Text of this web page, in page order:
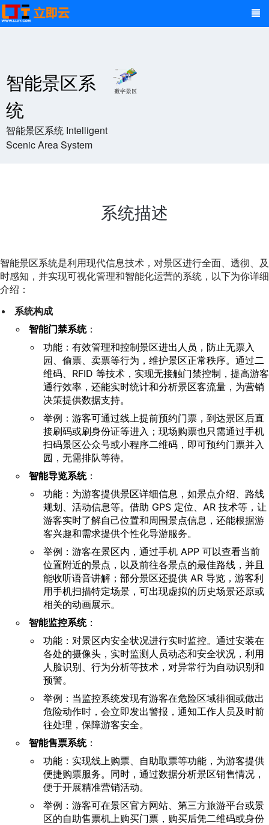
智能景区系
统
智能景区系统 Intelligent
Scenic Area System
系统描述
智能景区系统是利用现代信息技术，对景区进行全面、透彻、及
时感知，并实现可视化管理和智能化运营的系统，以下为你详细
介绍：
系统构成
智能门禁系统：
功能：有效管理和控制景区进出人员，防止无票入
园、偷票、卖票等行为，维护景区正常秩序。通过二
维码、RFID 等技术，实现无接触门禁控制，提高游客
通行效率，还能实时统计和分析景区客流量，为营销
决策提供数据支持。
举例：游客可通过线上提前预约门票，到达景区后直
接刷码或刷身份证等进入；现场购票也只需通过手机
扫码景区公众号或小程序二维码，即可预约门票并入
园，无需排队等待。
智能导览系统：
功能：为游客提供景区详细信息，如景点介绍、路线
规划、活动信息等。借助 GPS 定位、AR 技术等，让
游客实时了解自己位置和周围景点信息，还能根据游
客兴趣和需求提供个性化导游服务。
举例：游客在景区内，通过手机 APP 可以查看当前
位置附近的景点，以及前往各景点的最佳路线，并且
能收听语音讲解；部分景区还提供 AR 导览，游客利
用手机扫描特定场景，可出现虚拟的历史场景还原或
相关的动画展示。
智能监控系统：
功能：对景区内安全状况进行实时监控。通过安装在
各处的摄像头，实时监测人员动态和安全状况，利用
人脸识别、行为分析等技术，对异常行为自动识别和
预警。
举例：当监控系统发现有游客在危险区域徘徊或做出
危险动作时，会立即发出警报，通知工作人员及时前
往处理，保障游客安全。
智能售票系统：
功能：实现线上购票、自助取票等功能，为游客提供
便捷购票服务。同时，通过数据分析景区销售情况，
便于开展精准营销活动。
举例：游客可在景区官方网站、第三方旅游平台或景
区的自助售票机上购买门票，购买后凭二维码或身份